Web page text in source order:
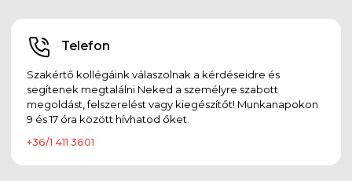
Telefon
Szakértő kollégáink válaszolnak a kérdéseidre és
segítenek megtalálni Neked a személyre szabott
megoldást, felszerelést vagy kiegészítőt! Munkanapokon
9 és 17 óra között hívhatod őket.
+36/1 411 3601